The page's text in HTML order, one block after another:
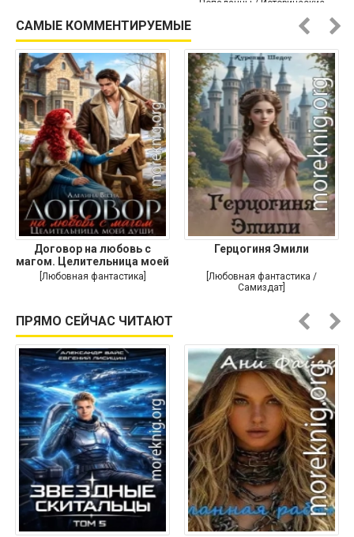
Попаданцы / Исторические
САМЫЕ КОММЕНТИРУЕМЫЕ
Договор на любовь с
магом. Целительница моей
души
[Любовная фантастика]
Герцогиня Эмили
[Любовная фантастика /
Самиздат]
ПРЯМО СЕЙЧАС ЧИТАЮТ